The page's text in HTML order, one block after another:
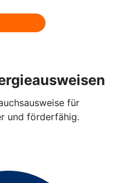
für
und förderfähig.